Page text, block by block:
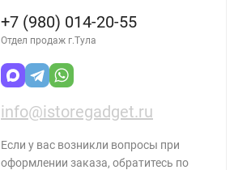
+7 (980) 014-20-55
Отдел продаж г.Тула
info@istoregadget.ru
Если у вас возникли вопросы при
оформлении заказа, обратитесь по